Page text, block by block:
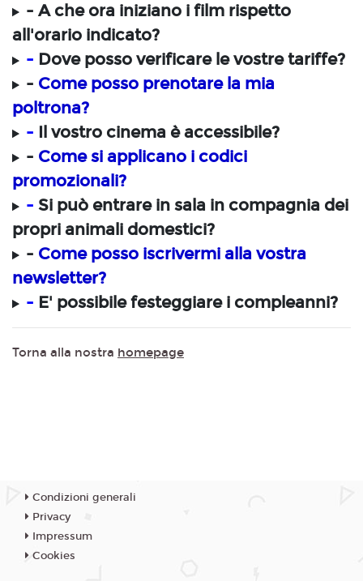
- A che ora iniziano i film rispetto
all'orario indicato?
- Dove posso verificare le vostre tariffe?
- Come posso prenotare la mia
poltrona?
- Il vostro cinema è accessibile?
- Come si applicano i codici
promozionali?
- Si può entrare in sala in compagnia dei
propri animali domestici?
- Come posso iscrivermi alla vostra
newsletter?
- E' possibile festeggiare i compleanni?
Torna alla nostra homepage
Condizioni generali
Privacy
Impressum
Cookies